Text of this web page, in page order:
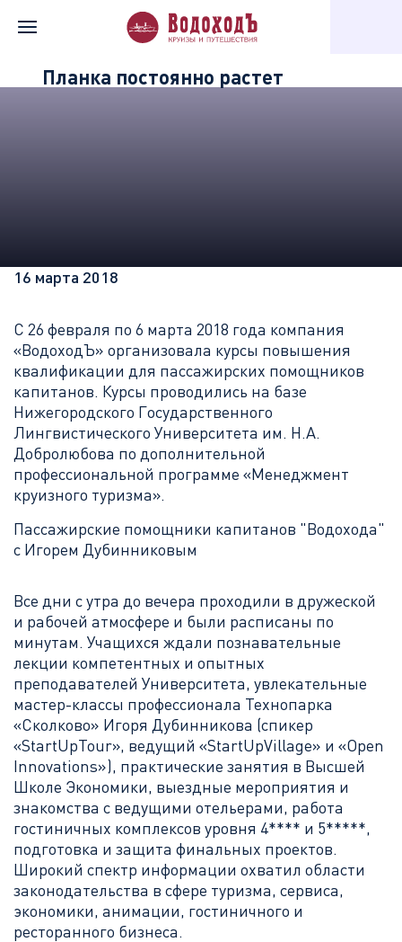
Главная Информация о компании Новости «Водохода»
Планка постоянно растет
16 марта 2018
С 26 февраля по 6 марта 2018 года компания
«ВодоходЪ» организовала курсы повышения
квалификации для пассажирских помощников
капитанов. Курсы проводились на базе
Нижегородского Государственного
Лингвистического Университета им. Н.А.
Добролюбова по дополнительной
профессиональной программе «Менеджмент
круизного туризма».
Пассажирские помощники капитанов "Водохода"
с Игорем Дубинниковым
Все дни с утра до вечера проходили в дружеской
и рабочей атмосфере и были расписаны по
минутам. Учащихся ждали познавательные
лекции компетентных и опытных
преподавателей Университета, увлекательные
мастер-классы профессионала Технопарка
«Сколково» Игоря Дубинникова (спикер
«StartUpTour», ведущий «StartUpVillage» и «Open
Innovations»), практические занятия в Высшей
Школе Экономики, выездные мероприятия и
знакомства с ведущими отельерами, работа
гостиничных комплексов уровня 4**** и 5*****,
подготовка и защита финальных проектов.
Широкий спектр информации охватил области
законодательства в сфере туризма, сервиса,
экономики, анимации, гостиничного и
ресторанного бизнеса.